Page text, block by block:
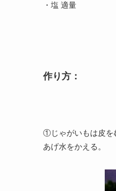
・塩 適量
作り方：
①じゃがいもは皮を
あげ水をかえる。